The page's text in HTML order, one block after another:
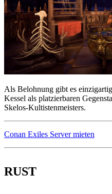
Als Belohnung gibt es
Kessel als platzierbaren
Skelos-Kultistenmeisters.
Conan Exiles Server mieten
RUST